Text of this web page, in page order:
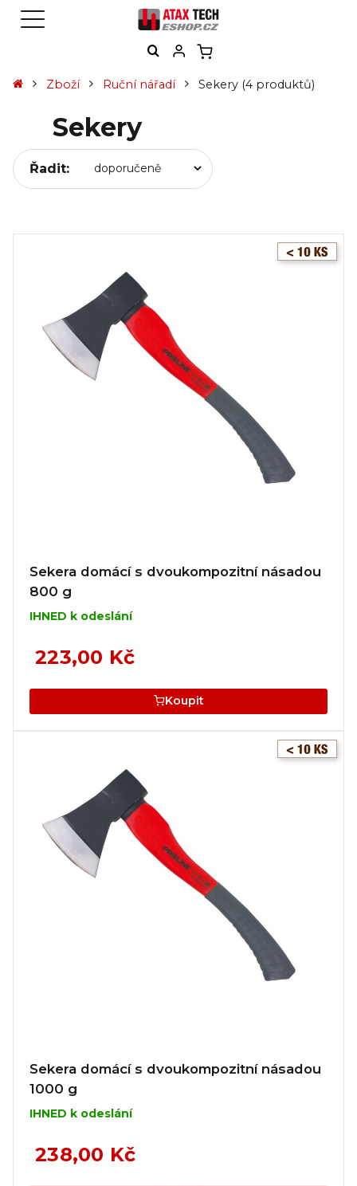
Zboží Ruční nářadí Sekery (4 produktů)
Sekery
Řadit:
Sekera domácí s dvoukompozitní násadou
800 g
IHNED k odeslání
223,00 Kč
Koupit
Sekera domácí s dvoukompozitní násadou
1000 g
IHNED k odeslání
238,00 Kč